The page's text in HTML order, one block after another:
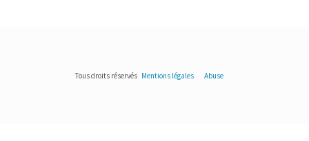
Tous droits réservés Mentions légales Abuse